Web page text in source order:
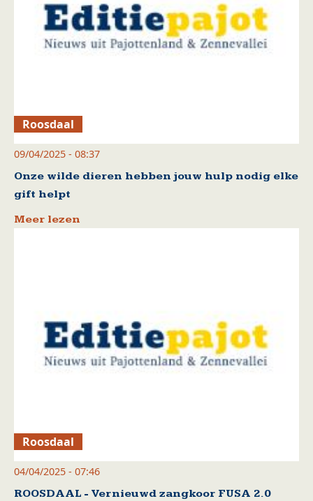
Roosdaal
09/04/2025 - 08:37
Onze wilde dieren hebben jouw hulp nodig elke
gift helpt
Meer lezen
Roosdaal
04/04/2025 - 07:46
ROOSDAAL - Vernieuwd zangkoor FUSA 2.0